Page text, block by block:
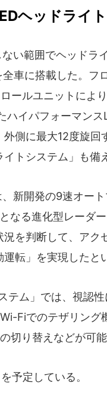
ヘッドライ
い範囲でヘッドラ
車に搭載した。フ
ールユニットによ
ハイパフォーマン
側に最大12度旋
トシステム」も備
新開発の9速オー
なる進化型レーダ
を判断して、アク
転」を実現したと
テム」では、視認
Fiでのテザリング
切り替えなどが可能
予定している。